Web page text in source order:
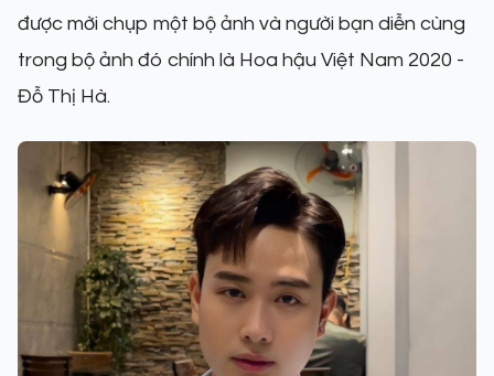
được mời chụp một bộ ảnh và người bạn diễn cùng
trong bộ ảnh đó chính là Hoa hậu Việt Nam 2020 -
Đỗ Thị Hà.